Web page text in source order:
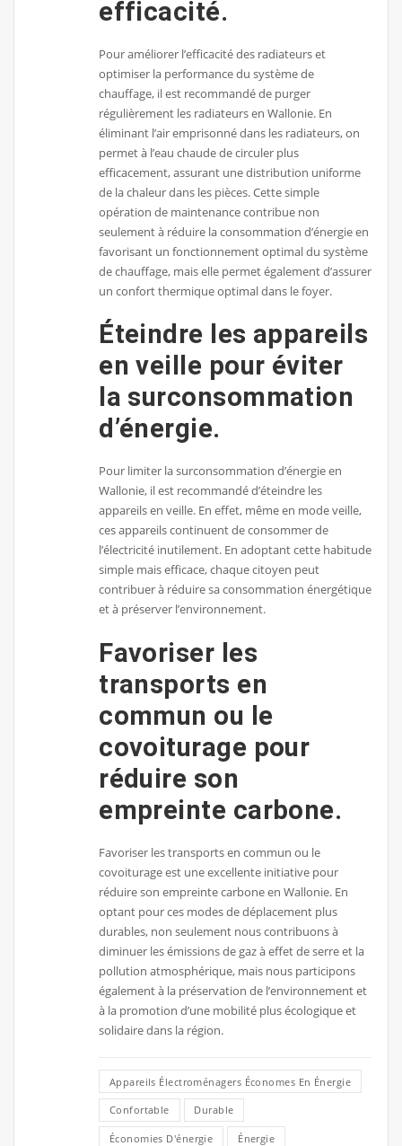
efficacité.
Pour améliorer l’efficacité des radiateurs et
optimiser la performance du système de
chauffage, il est recommandé de purger
régulièrement les radiateurs en Wallonie. En
éliminant l’air emprisonné dans les radiateurs, on
permet à l’eau chaude de circuler plus
efficacement, assurant une distribution uniforme
de la chaleur dans les pièces. Cette simple
opération de maintenance contribue non
seulement à réduire la consommation d’énergie en
favorisant un fonctionnement optimal du système
de chauffage, mais elle permet également d’assurer
un confort thermique optimal dans le foyer.
Éteindre les appareils
en veille pour éviter
la surconsommation
d’énergie.
Pour limiter la surconsommation d’énergie en
Wallonie, il est recommandé d’éteindre les
appareils en veille. En effet, même en mode veille,
ces appareils continuent de consommer de
l’électricité inutilement. En adoptant cette habitude
simple mais efficace, chaque citoyen peut
contribuer à réduire sa consommation énergétique
et à préserver l’environnement.
Favoriser les
transports en
commun ou le
covoiturage pour
réduire son
empreinte carbone.
Favoriser les transports en commun ou le
covoiturage est une excellente initiative pour
réduire son empreinte carbone en Wallonie. En
optant pour ces modes de déplacement plus
durables, non seulement nous contribuons à
diminuer les émissions de gaz à effet de serre et la
pollution atmosphérique, mais nous participons
également à la préservation de l’environnement et
à la promotion d’une mobilité plus écologique et
solidaire dans la région.
Appareils Électroménagers Économes En Énergie
Confortable Durable
Économies D'énergie Énergie